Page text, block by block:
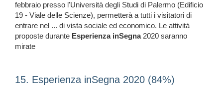
febbraio presso l'Università degli Studi di Palermo (Edificio
19 - Viale delle Scienze), permetterà a tutti i visitatori di
entrare nel ... di vista sociale ed economico. Le attività
proposte durante Esperienza inSegna2020 saranno
mirate
15. Esperienza inSegna 2020 (84%)